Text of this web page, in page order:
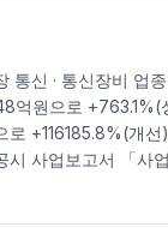
5530 6050 10.40
5810 5810 -3.97
5550 5770 -0.69
통신 · 통신장비 업
억원으로 +763.1%(
로 +116185.8%(개선
시 사업보고서 「사